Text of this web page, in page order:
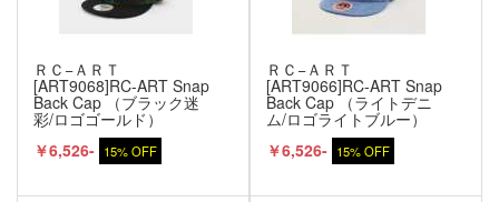
ＲＣ−ＡＲＴ
[ART9068]RC-ART Snap
Back Cap （ブラック迷
彩/ロゴゴールド）
￥6,526- 15% OFF
ＲＣ−ＡＲＴ
[ART9066]RC-ART Snap
Back Cap （ライトデニ
ム/ロゴライトブルー）
￥6,526- 15% OFF